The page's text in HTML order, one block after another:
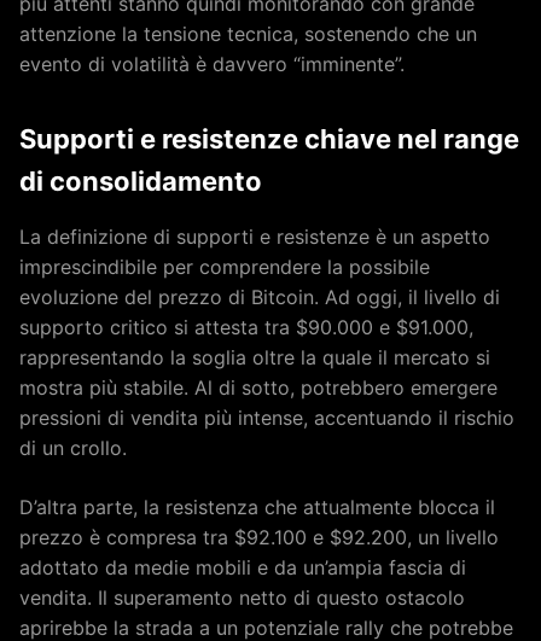
attenzione la tensione tecnica, sostenendo che un
evento di volatilità è davvero “imminente”.
Supporti e resistenze chiave nel range
di consolidamento
La definizione di supporti e resistenze è un aspetto
imprescindibile per comprendere la possibile
evoluzione del prezzo di Bitcoin. Ad oggi, il livello di
supporto critico si attesta tra $90.000 e $91.000,
rappresentando la soglia oltre la quale il mercato si
mostra più stabile. Al di sotto, potrebbero emergere
pressioni di vendita più intense, accentuando il rischio
di un crollo.
D’altra parte, la resistenza che attualmente blocca il
prezzo è compresa tra $92.100 e $92.200, un livello
adottato da medie mobili e da un’ampia fascia di
vendita. Il superamento netto di questo ostacolo
aprirebbe la strada a un potenziale rally che potrebbe